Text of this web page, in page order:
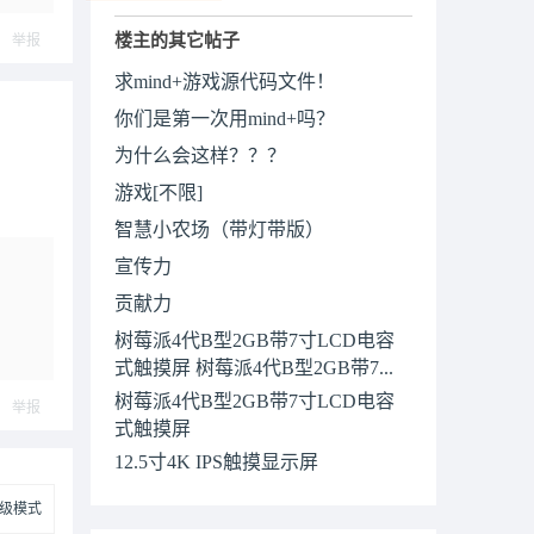
举报
举报
模式
楼主的其它帖子
求mind+游戏源代码文件！
你们是第一次用mind+吗？
为什么会这样？？？
游戏[不限]
智慧小农场（带灯带版）
宣传力
贡献力
树莓派4代B型2GB带7寸LCD电容
式触摸屏 树莓派4代B型2GB带7...
树莓派4代B型2GB带7寸LCD电容
式触摸屏
12.5寸4K IPS触摸显示屏